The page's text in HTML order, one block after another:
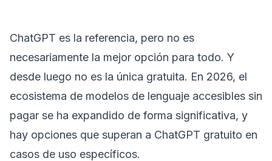
ChatGPT es la referencia, pero no es
necesariamente la mejor opción para todo. Y
desde luego no es la única gratuita. En 2026, el
ecosistema de modelos de lenguaje accesibles sin
pagar se ha expandido de forma significativa, y
hay opciones que superan a ChatGPT gratuito en
casos de uso específicos.